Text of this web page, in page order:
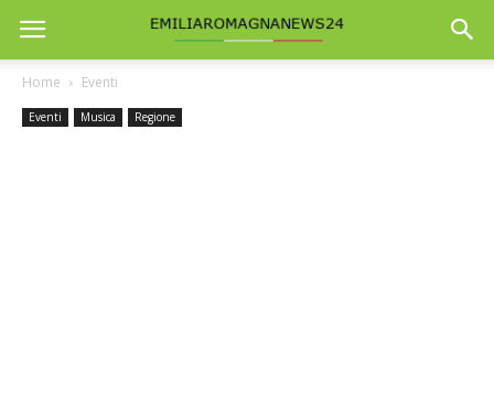
Home Eventi
Eventi Musica Regione